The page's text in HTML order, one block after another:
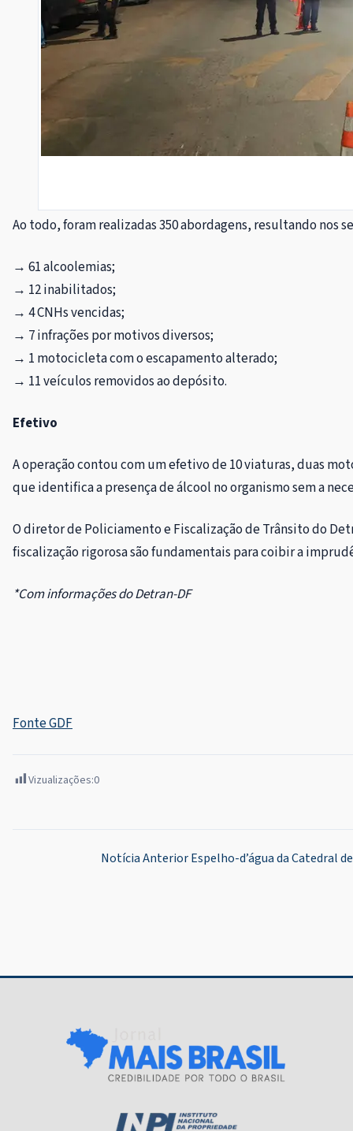
Ao todo, foram realizadas 350 abordagens, resultando nos
→ 61 alcoolemias;
→ 12 inabilitados;
→ 4 CNHs vencidas;
→ 7 infrações por motivos diversos;
→ 1 motocicleta com o escapamento alterado;
→ 11 veículos removidos ao depósito.
Efetivo
A operação contou com um efetivo de 10 viaturas, duas
que identifica a presença de álcool no organismo sem a
O diretor de Policiamento e Fiscalização de Trânsito do
fiscalização rigorosa são fundamentais para coibir a
*Com informações do Detran-DF
Fonte GDF
Vizualizações:0
NavegaçãoNotícia AnteriorEspelho-d’água da Catedral